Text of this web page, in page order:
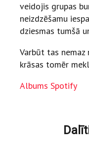
veidojis grupas
neizdzēšamu
dziesmas tumšā
Varbūt tas
krāsas tomēr
Albums Spotify